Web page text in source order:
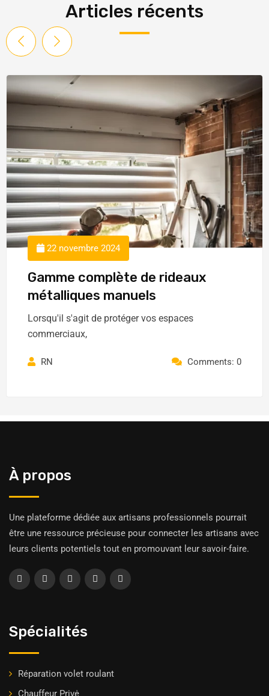
Articles récents
22 novembre 2024
Gamme complète de rideaux
métalliques manuels
Lorsqu'il s'agit de protéger vos espaces
commerciaux,
RN Comments: 0
À propos
Une plateforme dédiée aux artisans professionnels pourrait
être une ressource précieuse pour connecter les artisans avec
leurs clients potentiels tout en promouvant leur savoir-faire.
Spécialités
Réparation volet roulant
Chauffeur Privė